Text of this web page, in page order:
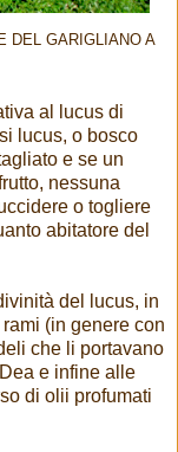
DEL GARIGLIANO A
al lucus di
lucus, o bosco
e se un
nessuna
o togliere
abitatore del
del lucus, in
(in genere con
che li portavano
e infine alle
di olii profumati